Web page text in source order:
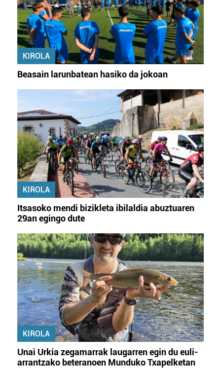
KIROLA
Beasain larunbatean hasiko da jokoan
KIROLA
Itsasoko mendi bizikleta ibilaldia abuztuaren
29an egingo dute
KIROLA
Unai Urkia zegamarrak laugarren egin du euli-
arrantzako beteranoen Munduko Txapelketan